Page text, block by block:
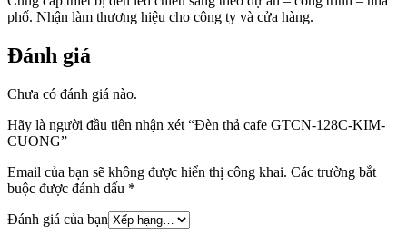
phố. Nhận làm thương hiệu cho công ty và cửa hàng.
Đánh giá
Chưa có đánh giá nào.
Hãy là người đầu tiên nhận xét “Đèn thả cafe GTCN-128C-KIM-
CUONG”
Email của bạn sẽ không được hiển thị công khai. Các trường bắt
buộc được đánh dấu *
Đánh giá của bạn